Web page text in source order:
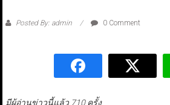
Posted By: admin 0 Comment
มีผู้อ่านข่าวนี้แล้ว 710 ครั้ง